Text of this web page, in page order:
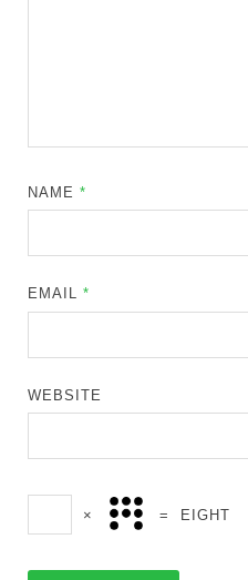
NAME*
EMAIL*
WEBSITE
× = EIGHT